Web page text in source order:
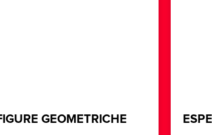
GEOMETRICHE